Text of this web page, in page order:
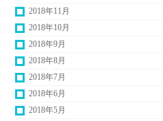
2018年11月
2018年10月
2018年9月
2018年8月
2018年7月
2018年6月
2018年5月